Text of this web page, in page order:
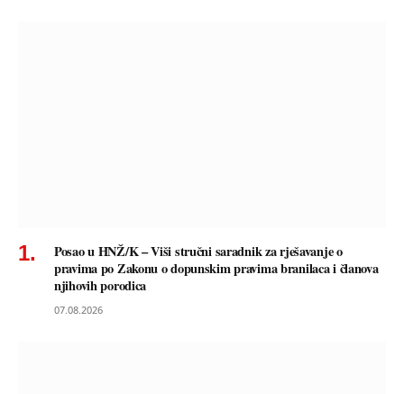
Posao u HNŽ/K – Viši stručni saradnik za rješavanje o
pravima po Zakonu o dopunskim pravima branilaca i članova
njihovih porodica
07.08.2026